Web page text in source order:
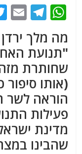
W
at
s
A
p
p
T
e
g
ra
m
E
l
מה מלך
"תנועת
שחותרת מזה
(אותו
הוראה לשר
פעילות
מדינת
שהבינו